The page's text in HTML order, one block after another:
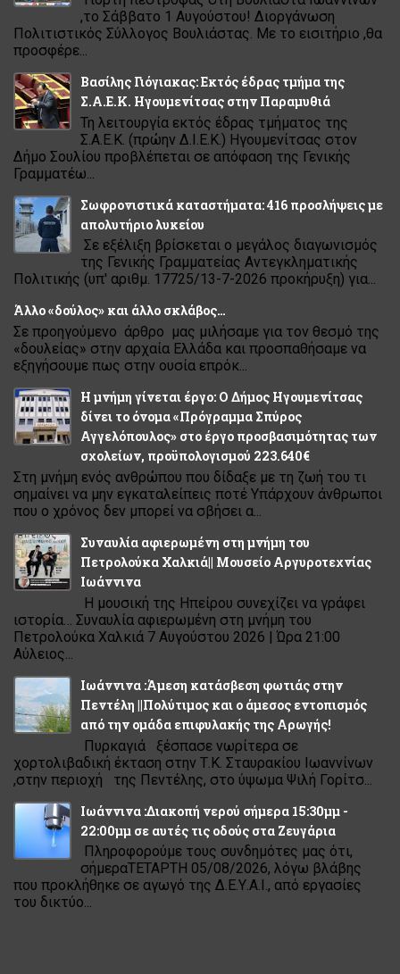
,το Σάββατο 1 Αυγούστου! Διοργάνωση
Πολιτιστικός Σύλλογος Βουλιάστας. Με το εισιτήριο ,θα
προσφέρε...
Βασίλης Γιόγιακας: Εκτός έδρας τμήμα της
Σ.Α.Ε.Κ. Ηγουμενίτσας στην Παραμυθιά
Τη λειτουργία εκτός έδρας τμήματος της
Σ.Α.Ε.Κ. (πρώην Δ.Ι.Ε.Κ.) Ηγουμενίτσας στον
Δήμο Σουλίου προβλέπεται σε απόφαση της Γενικής
Γραμματέω...
Σωφρονιστικά καταστήματα: 416 προσλήψεις με
απολυτήριο λυκείου
Σε εξέλιξη βρίσκεται ο μεγάλος διαγωνισμός
της Γενικής Γραμματείας Αντεγκληματικής
Πολιτικής (υπ' αριθμ. 17725/13-7-2026 προκήρυξη) για...
Άλλο «δούλος» και άλλο σκλάβος…
Σε προηγούμενο άρθρο μας μιλήσαμε για τον θεσμό της
«δουλείας» στην αρχαία Ελλάδα και προσπαθήσαμε να
εξηγήσουμε πως στην ουσία επρόκ...
Η μνήμη γίνεται έργο: Ο Δήμος Ηγουμενίτσας
δίνει το όνομα «Πρόγραμμα Σπύρος
Αγγελόπουλος» στο έργο προσβασιμότητας των
σχολείων, προϋπολογισμού 223.640€
Στη μνήμη ενός ανθρώπου που δίδαξε με τη ζωή του τι
σημαίνει να μην εγκαταλείπεις ποτέ Υπάρχουν άνθρωποι
που ο χρόνος δεν μπορεί να σβήσει α...
Συναυλία αφιερωμένη στη μνήμη του
Πετρολούκα Χαλκιά|| Μουσείο Αργυροτεχνίας
Ιωάννινα
Η μουσική της Ηπείρου συνεχίζει να γράφει
ιστορία… Συναυλία αφιερωμένη στη μνήμη του
Πετρολούκα Χαλκιά 7 Αυγούστου 2026 | Ώρα 21:00
Αύλειος...
Ιωάννινα :Άμεση κατάσβεση φωτιάς στην
Πεντέλη ||Πολύτιμος και ο άμεσος εντοπισμός
από την ομάδα επιφυλακής της Αρωγής!
Πυρκαγιά ξέσπασε νωρίτερα σε
χορτολιβαδική έκταση στην Τ.Κ. Σταυρακίου Ιωαννίνων
,στην περιοχή της Πεντέλης, στο ύψωμα Ψιλή Γορίτσ...
Ιωάννινα :Διακοπή νερού σήμερα 15:30μμ -
22:00μμ σε αυτές τις οδούς στα Ζευγάρια
Πληροφορούμε τους συνδημότες μας ότι,
σήμεραΤΕΤΑΡΤΗ 05/08/2026, λόγω βλάβης
που προκλήθηκε σε αγωγό της Δ.Ε.Υ.Α.Ι., από εργασίες
του δικτύο...